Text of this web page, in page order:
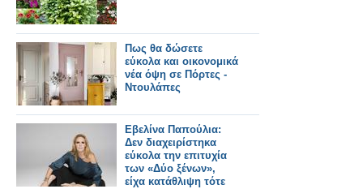
Πως θα δώσετε
εύκολα και οικονομικά
νέα όψη σε Πόρτες -
Ντουλάπες
Εβελίνα Παπούλια:
Δεν διαχειρίστηκα
εύκολα την επιτυχία
των «Δύο ξένων»,
είχα κατάθλιψη τότε